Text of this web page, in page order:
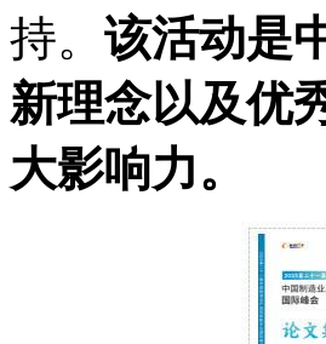
持。 该活动是
新理念以及优
大影响力。